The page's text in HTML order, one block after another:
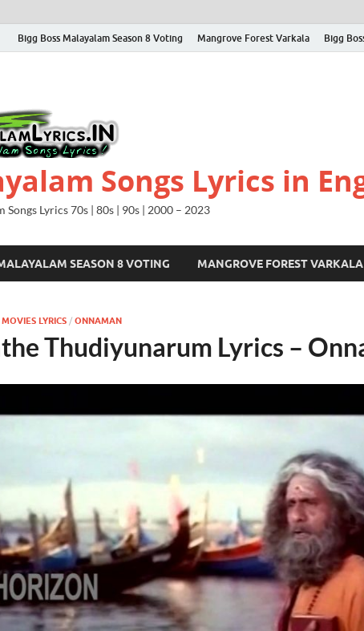
Bigg Boss Malayalam Season 8 Voting Mangrove Forest Varkala Bigg
Songs Lyrics in
Songs Lyrics 70s | 80s | 90s | 2000 – 2023
SEASON 8 VOTING MANGROVE FOREST VARKALA
LYRICS / ONNAMAN
Thudiyunarum Lyrics –